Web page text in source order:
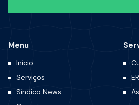
Menu
Início
Serviços
Síndico News